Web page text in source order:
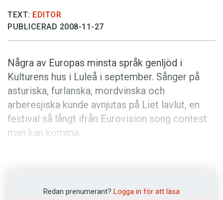
Annonsera
Press
TEXT: EDITOR
PUBLICERAD 2008-11-27
Några av Europas minsta språk genljöd i
Kulturens hus i Luleå i september. Sånger på
asturiska, furlanska, mord­vinska och
arberesjiska kunde avnjutas på Liet lavlut, en
festival så långt ifrån Eurovision song contest
man kan komma.
Ackompanjerad av en enorm skara musiker
Redan prenumerant? Logga in för att läsa